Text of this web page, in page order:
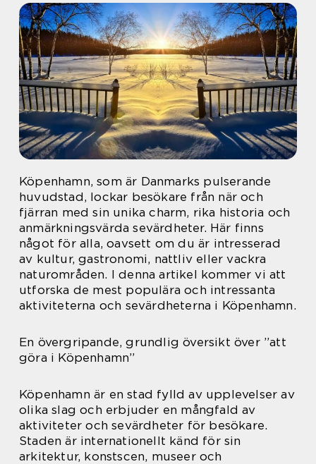
Köpenhamn, som är Danmarks pulserande
huvudstad, lockar besökare från när och
fjärran med sin unika charm, rika historia och
anmärkningsvärda sevärdheter. Här finns
något för alla, oavsett om du är intresserad
av kultur, gastronomi, nattliv eller vackra
naturområden. I denna artikel kommer vi att
utforska de mest populära och intressanta
aktiviteterna och sevärdheterna i Köpenhamn.
En övergripande, grundlig översikt över ”att
göra i Köpenhamn”
Köpenhamn är en stad fylld av upplevelser av
olika slag och erbjuder en mångfald av
aktiviteter och sevärdheter för besökare.
Staden är internationellt känd för sin
arkitektur, konstscen, museer och